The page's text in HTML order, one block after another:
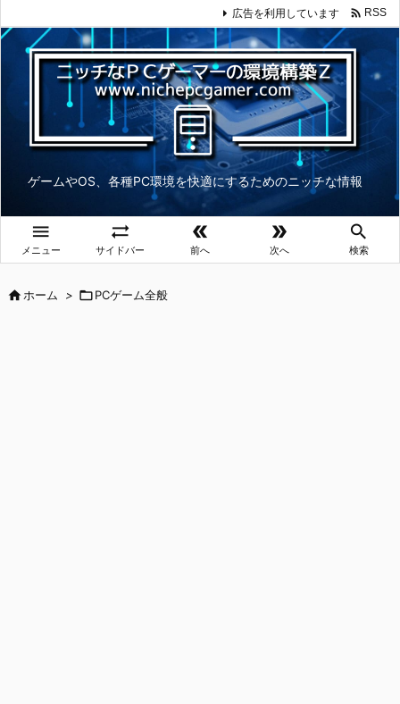
ゲームやOS、各種PC環境を快適にするためのニッチな情報

メニュー

サイドバー

前へ

次へ

検索
広告を利用しています  RSS
ホーム > PCゲーム全般